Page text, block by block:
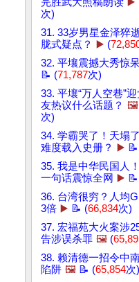
次)
31. 33岁男星金泽猝
胧式疑点？
▶️ (
32. 平壤震撼大秀惊
📝 (71,787次)
33. 平壤“万人空巷”
友热议什么话题？ 🖼️
次)
34. 学霸哭了！天塌
难度载入史册？
▶️
35. 我是中华民国人
一句话震惊全网 ▶️
36. 台湾很穷？人均
3倍 ▶️ 📝 (66,834次)
37. 宏福苑大火案涉
告涉误杀罪 🖼️ (
38. 赖清德一招令中
陷阱 🖼️ 📝 (65,854次)